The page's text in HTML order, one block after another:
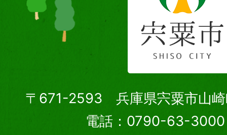
〒671-2593 兵庫県宍粟市山崎
電話：0790-63-3000